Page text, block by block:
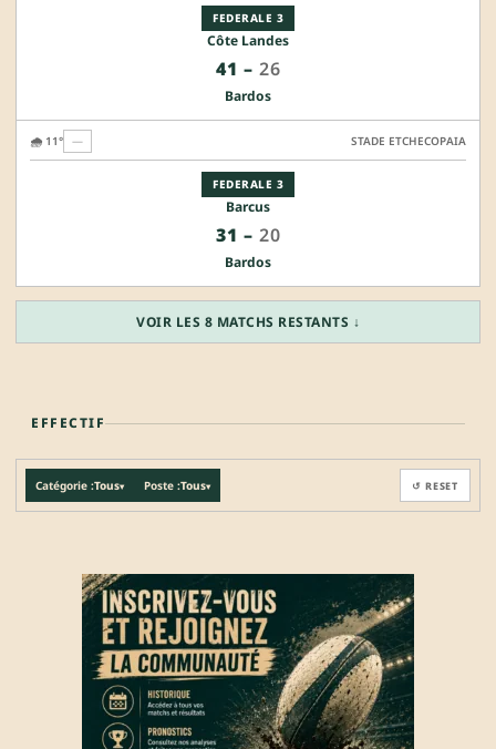
FEDERALE 3
Côte Landes
41 – 26
Bardos
FEDERALE 3
Barcus
31 – 20
Bardos
🌧️ 11° — STADE ETCHECOPAIA
VOIR LES 8 MATCHS RESTANTS ↓
EFFECTIF
Catégorie :Tous▾ Poste :Tous▾ ↺ RESET